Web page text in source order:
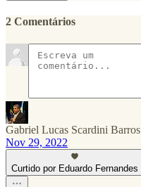
2 Comentários
Gabriel Lucas Scardini Barros
Nov 29, 2022
Curtido por Eduardo Fernandes